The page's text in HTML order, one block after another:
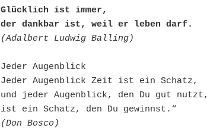
Glücklich ist immer,
der dankbar ist, weil er leben darf.
(Adalbert Ludwig Balling)
Jeder Augenblick
Jeder Augenblick Zeit ist ein Schatz,
und jeder Augenblick, den Du gut nutzt,
ist ein Schatz, den Du gewinnst.“
(Don Bosco)